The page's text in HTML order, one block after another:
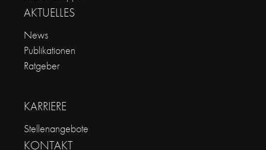
AKTUELLES
News
Publikationen
Ratgeber
KARRIERE
Stellenangebote
KONTAKT